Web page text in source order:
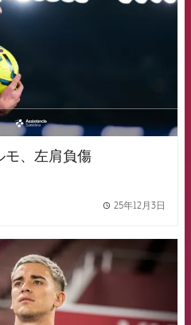
asistencia
モ、左肩負傷
25年12月3日
FCB Barcelona badge